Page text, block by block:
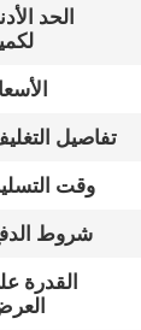
مراقبة
الجودة
اتصل
الحد
تفاصيل
وقت
شروط
القدرة